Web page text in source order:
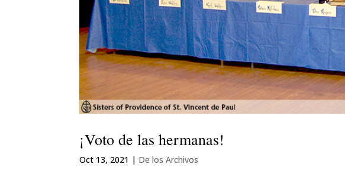
¡Voto de las hermanas!
Oct 13, 2021 | De los Archivos